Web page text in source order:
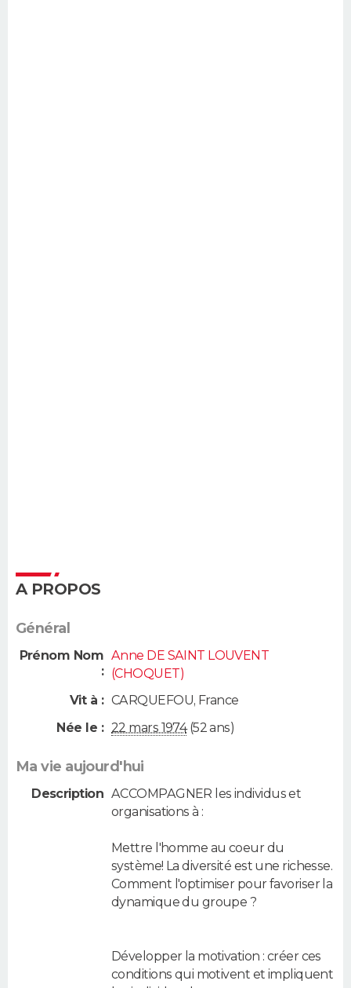
A PROPOS
Général
Prénom Nom
:
Anne DE SAINT LOUVENT
(CHOQUET)
Vit à : CARQUEFOU, France
Née le : 22 mars 1974(52 ans)
Ma vie aujourd'hui
Description ACCOMPAGNER les individus et
organisations à :
Mettre l'homme au coeur du
système! La diversité est une richesse.
Comment l'optimiser pour favoriser la
dynamique du groupe ?
Développer la motivation : créer ces
conditions qui motivent et impliquent